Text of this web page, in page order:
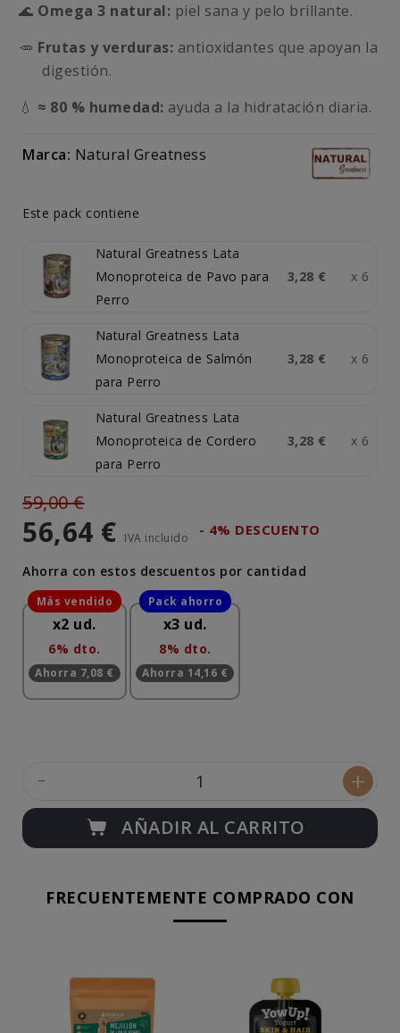
🌊 Omega 3 natural: piel sana y pelo brillante.
🥕 Frutas y verduras: antioxidantes que apoyan la
digestión.
💧 ≈ 80 % humedad: ayuda a la hidratación diaria.
Marca: Natural Greatness
Este pack contiene
Natural Greatness Lata
Monoproteica de Pavo para
Perro
3,28 € x 6
Natural Greatness Lata
Monoproteica de Salmón
para Perro
3,28 € x 6
Natural Greatness Lata
Monoproteica de Cordero
para Perro
3,28 € x 6
59,00 €
56,64 € IVA incluido - 4% DESCUENTO
Ahorra con estos descuentos por cantidad
x2 ud.
6% dto.
Ahorra 7,08 €
x3 ud.
8% dto.
Ahorra 14,16 €
- +
AÑADIR AL CARRITO
FRECUENTEMENTE COMPRADO CON